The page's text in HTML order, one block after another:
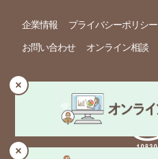
企業情報 プライバシーポリシー
お問い合わせ オンライン相談